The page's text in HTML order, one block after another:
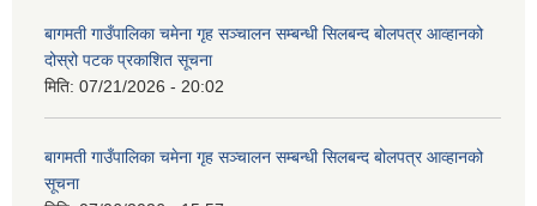
बागमती गाउँपालिका चमेना गृह सञ्चालन सम्बन्धी सिलबन्द बोलपत्र आव्हानको
दोस्रो पटक प्रकाशित सूचना
मिति: 07/21/2026 - 20:02
बागमती गाउँपालिका चमेना गृह सञ्चालन सम्बन्धी सिलबन्द बोलपत्र आव्हानको
सूचना